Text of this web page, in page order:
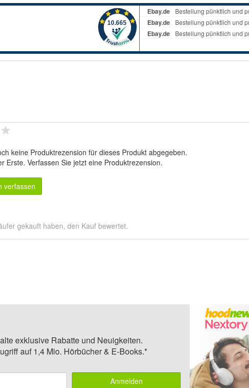
keine Produktrezension für dieses Produkt abgegeben.
Erste. Verfassen Sie jetzt eine Produktrezension.
verfassen
gekauft haben, den Kauf bewertet.
exklusive Rabatte und Neuigkeiten.
auf 1,4 Mio. Hörbücher & E-Books.*
Anmelden